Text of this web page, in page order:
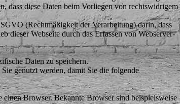
dass diese Daten beim Vorliegen von rechtswidrigem
(Rechtmäßigkeit der Verarbeitung) darin, dass
dieser Webseite durch das Erfassen von Webserver-
Daten zu speichern.
genutzt werden, damit Sie die folgende
Browser. Bekannte Browser sind beispielsweise